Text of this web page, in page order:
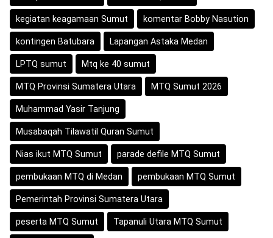
kegiatan keagamaan Sumut komentar Bobby Nasution
kontingen Batubara Lapangan Astaka Medan
LPTQ sumut Mtq ke 40 sumut
MTQ Provinsi Sumatera Utara MTQ Sumut 2026
Muhammad Yasir Tanjung
Musabaqah Tilawatil Quran Sumut
Nias ikut MTQ Sumut parade defile MTQ Sumut
pembukaan MTQ di Medan pembukaan MTQ Sumut
Pemerintah Provinsi Sumatera Utara
peserta MTQ Sumut Tapanuli Utara MTQ Sumut